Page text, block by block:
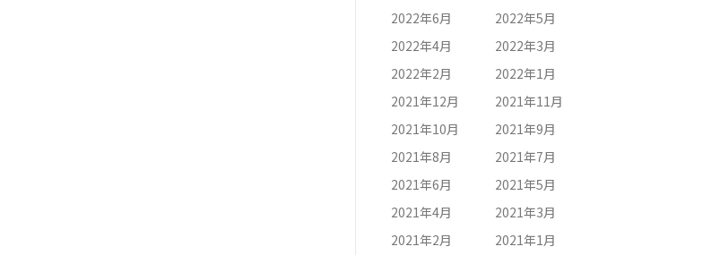
2022年6月
2022年5月
2022年4月
2022年3月
2022年2月
2022年1月
2021年12月
2021年11月
2021年10月
2021年9月
2021年8月
2021年7月
2021年6月
2021年5月
2021年4月
2021年3月
2021年2月
2021年1月